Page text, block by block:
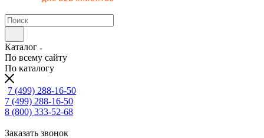
Каталог
По всему сайту
По каталогу
7 (499) 288-16-50
7 (499) 288-16-50
8 (800) 333-52-68
Заказать звонок